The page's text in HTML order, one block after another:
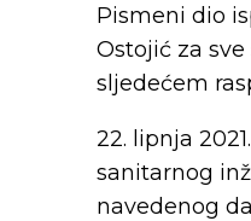
Pismeni dio
Ostojić za
sljedećem
22. lipnja
sanitarnog
navedenog